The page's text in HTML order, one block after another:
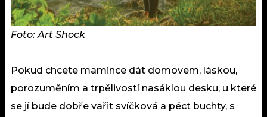
Foto: Art Shock
Pokud chcete mamince dát domovem, láskou,
porozuměním a trpělivostí nasáklou desku, u které
se jí bude dobře vařit svíčková a péct buchty, s